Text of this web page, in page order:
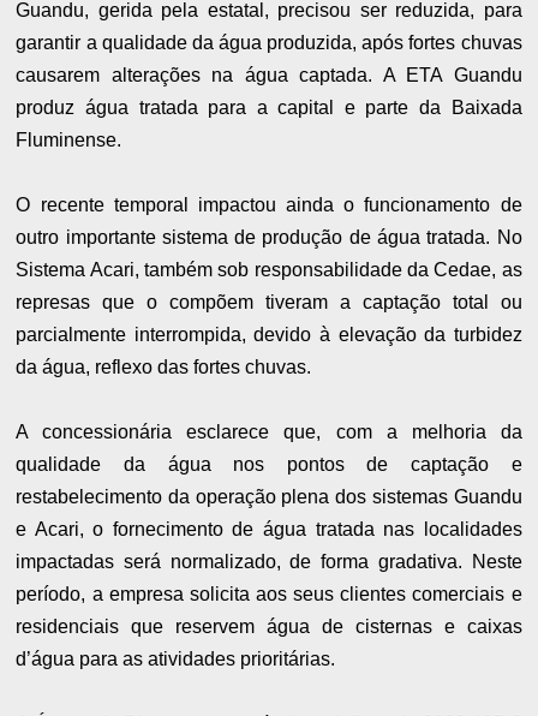
Guandu, gerida pela estatal, precisou ser reduzida, para
garantir a qualidade da água produzida, após fortes chuvas
causarem alterações na água captada. A ETA Guandu
produz água tratada para a capital e parte da Baixada
Fluminense.
O recente temporal impactou ainda o funcionamento de
outro importante sistema de produção de água tratada. No
Sistema Acari, também sob responsabilidade da Cedae, as
represas que o compõem tiveram a captação total ou
parcialmente interrompida, devido à elevação da turbidez
da água, reflexo das fortes chuvas.
A concessionária esclarece que, com a melhoria da
qualidade da água nos pontos de captação e
restabelecimento da operação plena dos sistemas Guandu
e Acari, o fornecimento de água tratada nas localidades
impactadas será normalizado, de forma gradativa. Neste
período, a empresa solicita aos seus clientes comerciais e
residenciais que reservem água de cisternas e caixas
d’água para as atividades prioritárias.